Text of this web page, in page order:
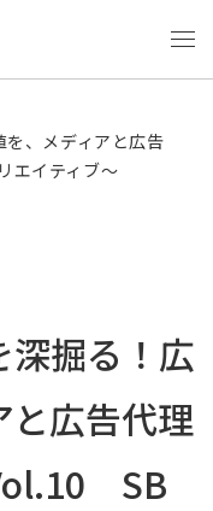
、メディアと広告
エイティブ〜
深掘る！広
と広告代理
SB